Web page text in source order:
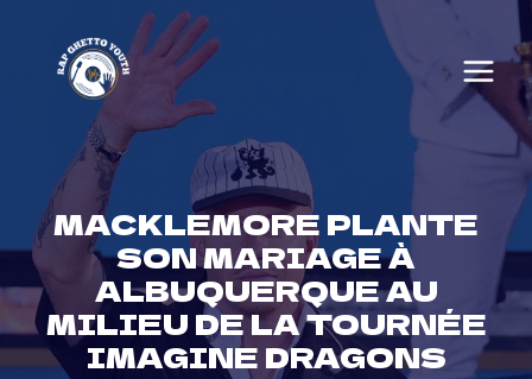
content
MACKLEMORE PLANTE
SON MARIAGE À
ALBUQUERQUE AU
MILIEU DE LA TOURNÉE
IMAGINE DRAGONS